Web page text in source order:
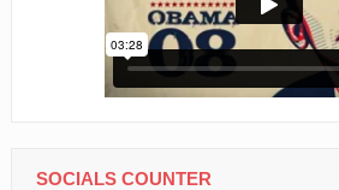
SOCIALS COUNTER